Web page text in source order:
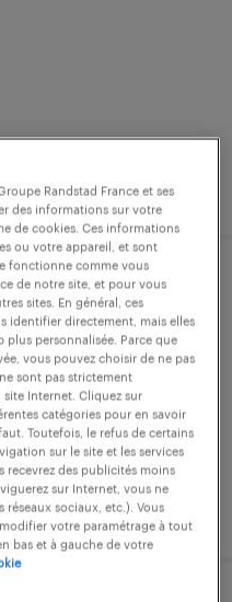
Randstad France et ses
des informations sur votre
de cookies. Ces informations
ou votre appareil, et sont
fonctionne comme vous
de notre site, et pour vous
sites. En général, ces
identifier directement, mais elles
personnalisée. Parce que
vous pouvez choisir de ne pas
sont pas strictement
Internet. Cliquez sur
catégories pour en savoir
Toutefois, le refus de certains
sur le site et les services
recevrez des publicités moins
sur Internet, vous ne
sociaux, etc.). Vous
votre paramétrage à tout
bas et à gauche de votre